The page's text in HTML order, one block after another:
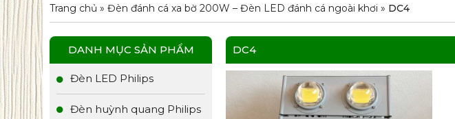
Trang chủ » Đèn đánh cá xa bờ 200W – Đèn LED đánh cá ngoài khơi » DC4
DC4
DANH MỤC SẢN PHẨM
Đèn LED Philips
Đèn huỳnh quang Philips